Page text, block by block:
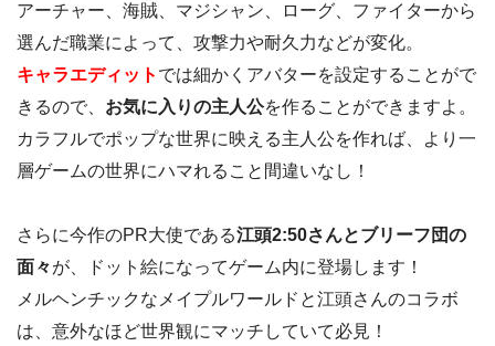
アーチャー、海賊、マジシャン、ローグ、ファイターから
選んだ職業によって、攻撃力や耐久力などが変化。
キャラエディット では細かくアバターを設定することがで
きるので、 お気に入りの主人公を作ることができますよ。
カラフルでポップな世界に映える主人公を作れば、より一
層ゲームの世界にハマれること間違いなし！
さらに今作のPR大使である江頭2:50さんとブリーフ団の
面々が、ドット絵になってゲーム内に登場します！
メルヘンチックなメイプルワールドと江頭さんのコラボ
は、意外なほど世界観にマッチしていて必見！